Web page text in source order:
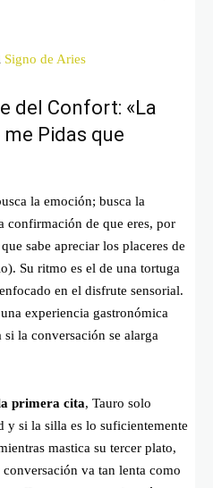
Signo de Aries
del Confort: «La
Pidas que
la emoción; busca la
confirmación de que eres, por
sabe apreciar los placeres de
Su ritmo es el de una tortuga
en el disfrute sensorial.
experiencia gastronómica
la conversación se alarga
primera cita, Tauro solo
y si la silla es lo suficientemente
mastica su tercer plato,
va tan lenta como